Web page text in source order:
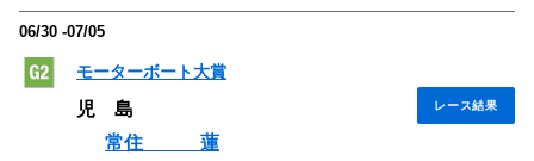
06/30 -07/05
モーターボート大賞
レース結果
児 島
常住 蓮